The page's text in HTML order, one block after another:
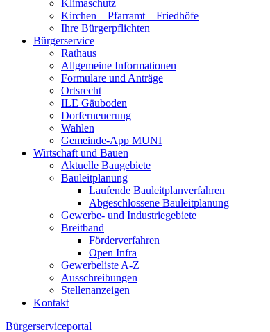
Klimaschutz
Kirchen – Pfarramt – Friedhöfe
Ihre Bürgerpflichten
Bürgerservice
Rathaus
Allgemeine Informationen
Formulare und Anträge
Ortsrecht
ILE Gäuboden
Dorferneuerung
Wahlen
Gemeinde-App MUNI
Wirtschaft und Bauen
Aktuelle Baugebiete
Bauleitplanung
Laufende Bauleitplanverfahren
Abgeschlossene Bauleitplanung
Gewerbe- und Industriegebiete
Breitband
Förderverfahren
Open Infra
Gewerbeliste A-Z
Ausschreibungen
Stellenanzeigen
Kontakt
Bürgerserviceportal